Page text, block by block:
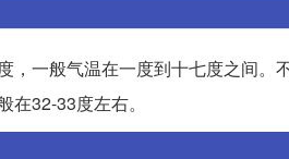
一般气温在一度到十七度之间。
32-33度左右。